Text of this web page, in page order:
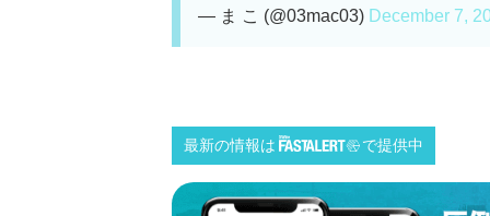
— ま こ (@03mac03) December 7,
最新の情報は で提供中